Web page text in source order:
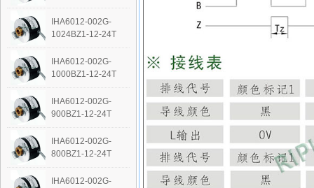
IHA6012-002G-
1024BZ1-12-24T
IHA6012-002G-
1000BZ1-12-24T
IHA6012-002G-
900BZ1-12-24T
IHA6012-002G-
800BZ1-12-24T
IHA6012-002G-